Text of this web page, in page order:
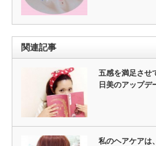
関連記事
五感を満足させ
日美のアップデ
私のヘアケアは